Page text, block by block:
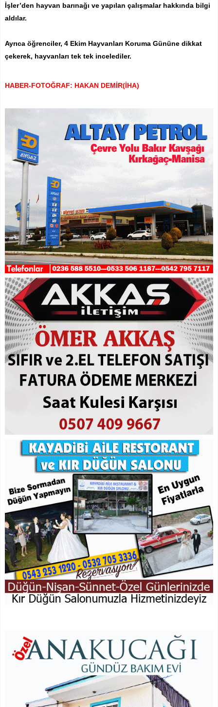
İşler’den hayvan barınağı ve yapılan çalışmalar hakkında bilgi
aldılar.
Ayrıca öğrenciler, 4 Ekim Hayvanları Koruma Gününe dikkat
çekerek, hayvanları tek tek incelediler.
HABER-FOTOĞRAF: HAKAN DEMİR(İHA)